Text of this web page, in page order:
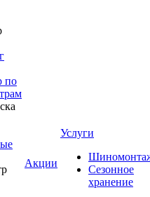
по
Акции
Услуги
Сезонное
хранение